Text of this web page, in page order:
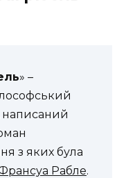
» –
з яких була
Рабле.